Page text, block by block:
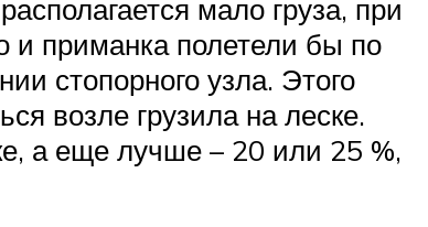
мало груза, при
и приманка полетели бы по
стопорного узла. Этого
возле грузила на леске.
а еще лучше – 20 или 25 %,